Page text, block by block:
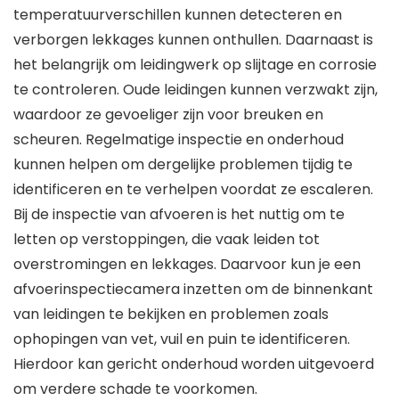
temperatuurverschillen kunnen detecteren en
verborgen lekkages kunnen onthullen. Daarnaast is
het belangrijk om leidingwerk op slijtage en corrosie
te controleren. Oude leidingen kunnen verzwakt zijn,
waardoor ze gevoeliger zijn voor breuken en
scheuren. Regelmatige inspectie en onderhoud
kunnen helpen om dergelijke problemen tijdig te
identificeren en te verhelpen voordat ze escaleren.
Bij de inspectie van afvoeren is het nuttig om te
letten op verstoppingen, die vaak leiden tot
overstromingen en lekkages. Daarvoor kun je een
afvoerinspectiecamera inzetten om de binnenkant
van leidingen te bekijken en problemen zoals
ophopingen van vet, vuil en puin te identificeren.
Hierdoor kan gericht onderhoud worden uitgevoerd
om verdere schade te voorkomen.